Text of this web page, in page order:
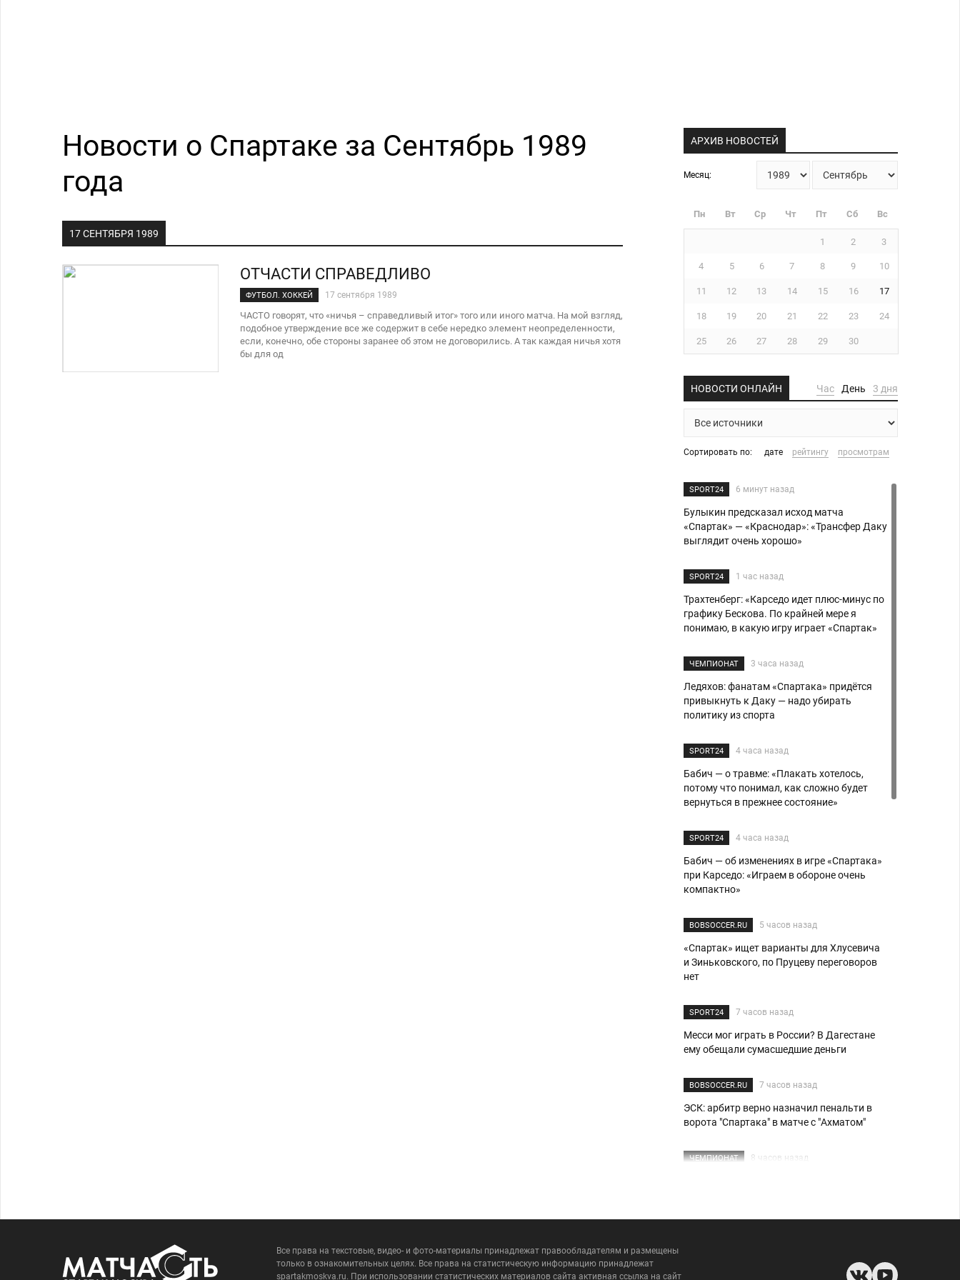
Новости о Спартаке за Сентябрь 1989
года
17 СЕНТЯБРЯ 1989
ФУТБОЛ. ХОККЕЙ 17 сентября 1989
ОТЧАСТИ СПРАВЕДЛИВО
ЧАСТО говорят, что «ничья – справедливый итог» того или иного матча. На мой взгляд,
подобное утверждение все же содержит в себе нередко элемент неопределенности,
если, конечно, обе стороны заранее об этом не договорились. А так каждая ничья хотя
бы для од
АРХИВ НОВОСТЕЙ
Месяц:
Пн Вт Ср Чт Пт Сб Вс
1 2 3
4 5 6 7 8 9 10
11 12 13 14 15 16 17
18 19 20 21 22 23 24
25 26 27 28 29 30
НОВОСТИ ОНЛАЙН 3 дня
День
Час
Сортировать по: дате рейтингу просмотрам
SPORT24 6 минут назад
Булыкин предсказал исход матча
«Спартак» — «Краснодар»: «Трансфер Даку
выглядит очень хорошо»
SPORT24 1 час назад
Трахтенберг: «Карседо идет плюс-минус по
графику Бескова. По крайней мере я
понимаю, в какую игру играет «Спартак»
ЧЕМПИОНАТ 3 часа назад
Ледяхов: фанатам «Спартака» придётся
привыкнуть к Даку — надо убирать
политику из спорта
SPORT24 4 часа назад
Бабич — о травме: «Плакать хотелось,
потому что понимал, как сложно будет
вернуться в прежнее состояние»
SPORT24 4 часа назад
Бабич — об изменениях в игре «Спартака»
при Карседо: «Играем в обороне очень
компактно»
BOBSOCCER.RU 5 часов назад
«Спартак» ищет варианты для Хлусевича
и Зиньковского, по Пруцеву переговоров
нет
SPORT24 7 часов назад
Месси мог играть в России? В Дагестане
ему обещали сумасшедшие деньги
BOBSOCCER.RU 7 часов назад
ЭСК: арбитр верно назначил пенальти в
ворота "Спартака" в матче с "Ахматом"
ЧЕМПИОНАТ 8 часов назад
на победу топовых столичных клубов в
Все права на текстовые, видео- и фото-материалы принадлежат правообладателям и размещены
только в ознакомительных целях. Все права на статистическую информацию принадлежат
spartakmoskva.ru. При использовании статистических материалов сайта активная ссылка на сайт